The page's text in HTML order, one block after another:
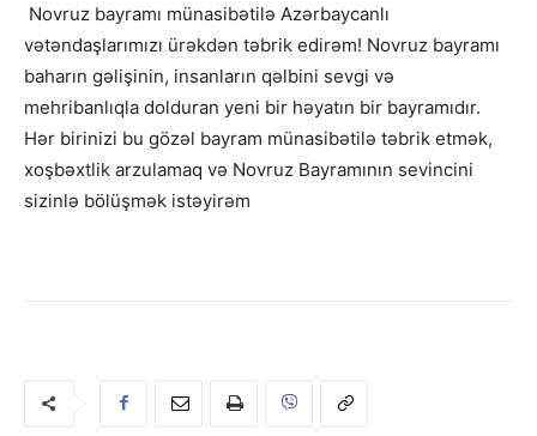
Novruz bayramı münasibətilə Azərbaycanlı
vətəndaşlarımızı ürəkdən təbrik edirəm! Novruz bayramı
baharın gəlişinin, insanların qəlbini sevgi və
mehribanlıqla dolduran yeni bir həyatın bir bayramıdır.
Hər birinizi bu gözəl bayram münasibətilə təbrik etmək,
xoşbəxtlik arzulamaq və Novruz Bayramının sevincini
sizinlə bölüşmək istəyirəm